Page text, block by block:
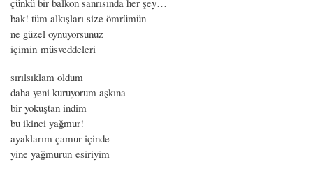
bak! tüm alkışları size ömrümün
ne güzel oynuyorsunuz
içimin müsveddeleri
sırılsıklam oldum
daha yeni kuruyorum aşkına
bir yokuştan indim
bu ikinci yağmur!
ayaklarım çamur içinde
yine yağmurun esiriyim